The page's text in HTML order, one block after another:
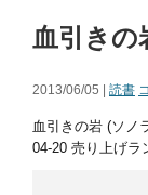
血引きの
2013/06/05 | 読書
血引きの岩 (ソノ
04-20 売り上げラ